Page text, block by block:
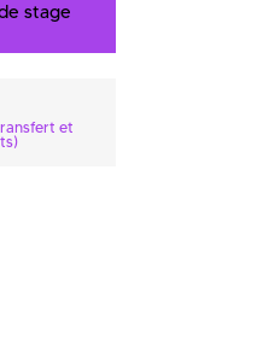
stage
et